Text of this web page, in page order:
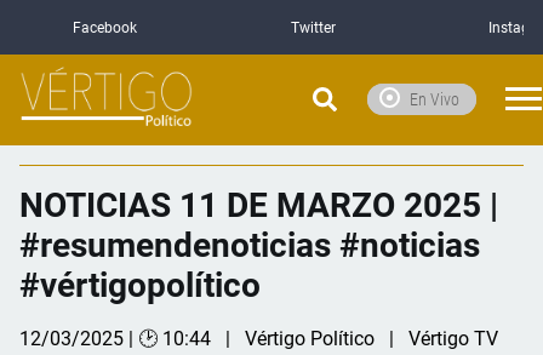
Facebook Twitter
En Vivo
NOTICIAS 11 DE MARZO 2025 |
#resumendenoticias #noticias
#vértigopolítico
12/03/2025 | 🕑 10:44 Vértigo Político Vértigo TV